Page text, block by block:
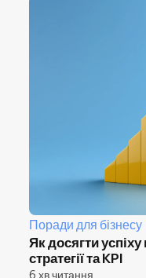
Поради для бізнесу
Як досягти
стратегії та KPI
6 хв читання